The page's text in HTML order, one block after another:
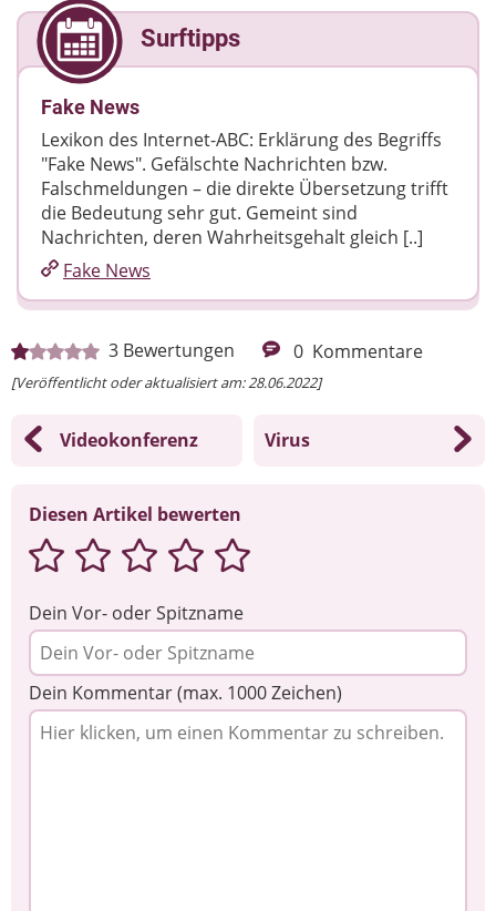
3 Bewertungen 0 Kommentare
[Veröffentlicht oder aktualisiert am: 28.06.2022]
Videokonferenz Virus
Diesen Artikel bewerten
Dein Vor- oder Spitzname
Dein Kommentar (max. 1000 Zeichen)
Surftipps
Fake News
Lexikon des Internet-ABC: Erklärung des Begriffs
"Fake News". Gefälschte Nachrichten bzw.
Falschmeldungen – die direkte Übersetzung trifft
die Bedeutung sehr gut. Gemeint sind
Nachrichten, deren Wahrheitsgehalt gleich [..]
Fake News